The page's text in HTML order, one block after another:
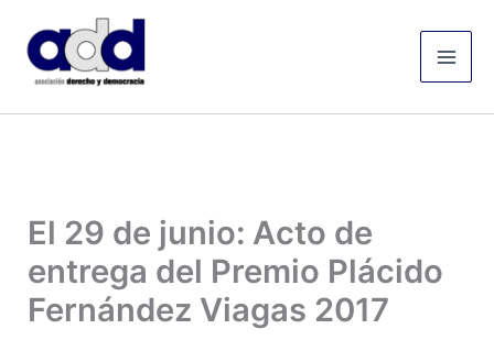
contenido
El 29 de junio: Acto de
entrega del Premio Plácido
Fernández Viagas 2017